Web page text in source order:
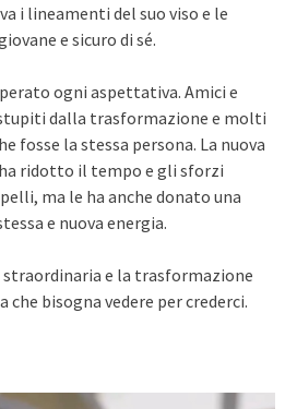
i lineamenti del suo viso e le
e sicuro di sé.
ogni aspettativa. Amici e
dalla trasformazione e molti
fosse la stessa persona. La nuova
ridotto il tempo e gli sforzi
ma le ha anche donato una
e nuova energia.
straordinaria e la trasformazione
che bisogna vedere per crederci.